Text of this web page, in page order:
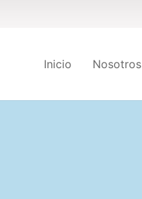
Inicio Nosotros